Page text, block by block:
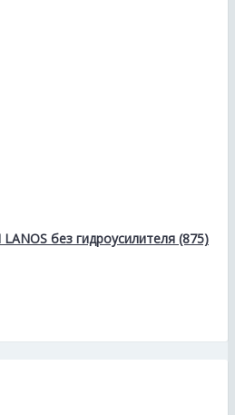
без гидроусилителя (875)